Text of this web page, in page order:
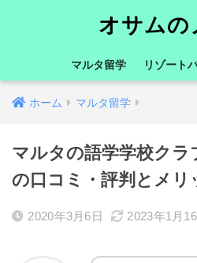
オサムの
マルタ留学 リゾート
ホーム マルタ留学
マルタの語学学校ク
の口コミ・評判とメリ
2020年3月6日 2023年1月